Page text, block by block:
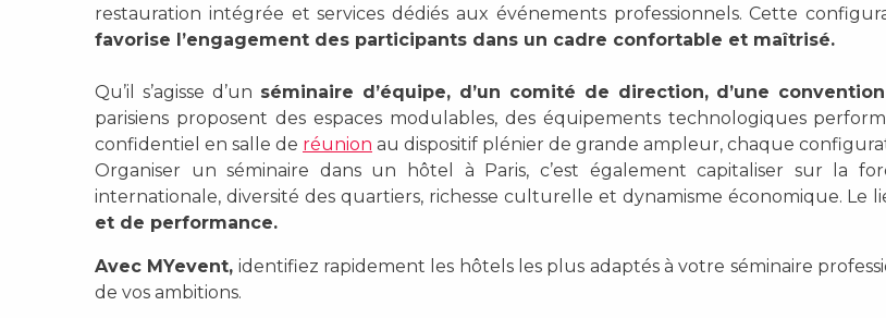
restauration intégrée et services dédiés aux événements professionnels. Cette
favorise l’engagement des participants dans un cadre confortable et maîtrisé.
Qu’il s’agisse d’un séminaire d’équipe, d’un comité de direction, d’une
parisiens proposent des espaces modulables, des équipements technologiques
confidentiel en salle de réunion au dispositif plénier de grande ampleur, chaque
Organiser un séminaire dans un hôtel à Paris, c’est également capitaliser sur la
internationale, diversité des quartiers, richesse culturelle et dynamisme économique. Le
et de performance.
Avec MYevent, identifiez rapidement les hôtels les plus adaptés à votre séminaire
de vos ambitions.